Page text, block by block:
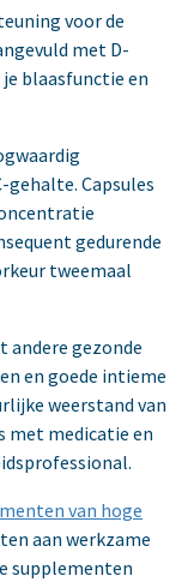
voor de
met D-
blaasfunctie en
Capsules
gedurende
tweemaal
andere gezonde
en goede intieme
weerstand van
met medicatie en
van hoge
aan werkzame
supplementen